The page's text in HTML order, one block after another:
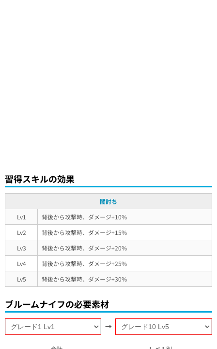
習得スキルの効果
闇討ち
Lv1
背後から攻撃時、ダメージ+10%
Lv2
背後から攻撃時、ダメージ+15%
Lv3
背後から攻撃時、ダメージ+20%
Lv4
背後から攻撃時、ダメージ+25%
Lv5
背後から攻撃時、ダメージ+30%
ブルームナイフの必要素材
→